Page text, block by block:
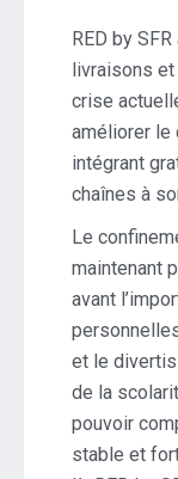
RED by
livraisons
crise
améliorer le
intégrant
chaînes à
Le
maintenant
avant
et le
de la
pouvoir
stable et